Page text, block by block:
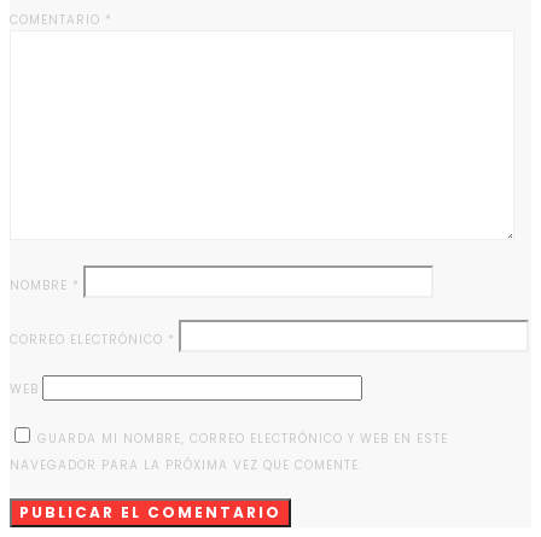
COMENTARIO *
NOMBRE *
CORREO ELECTRÓNICO *
WEB
GUARDA MI NOMBRE, CORREO ELECTRÓNICO Y WEB EN ESTE
NAVEGADOR PARA LA PRÓXIMA VEZ QUE COMENTE.